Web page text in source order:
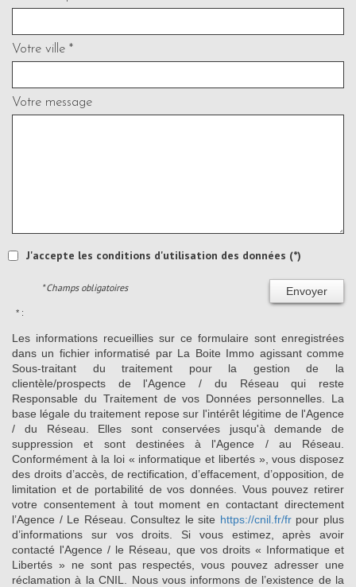
Votre ville *
Votre message
J'accepte les conditions d'utilisation des données (*)
Envoyer
* Champs obligatoires
* :
Les informations recueillies sur ce formulaire sont enregistrées
dans un fichier informatisé par La Boite Immo agissant comme
Sous-traitant du traitement pour la gestion de la
clientèle/prospects de l'Agence / du Réseau qui reste
Responsable du Traitement de vos Données personnelles. La
base légale du traitement repose sur l'intérêt légitime de l'Agence
/ du Réseau. Elles sont conservées jusqu'à demande de
suppression et sont destinées à l'Agence / au Réseau.
Conformément à la loi « informatique et libertés », vous disposez
des droits d’accès, de rectification, d’effacement, d’opposition, de
limitation et de portabilité de vos données. Vous pouvez retirer
votre consentement à tout moment en contactant directement
l’Agence / Le Réseau. Consultez le site https://cnil.fr/frpour plus
d’informations sur vos droits. Si vous estimez, après avoir
contacté l'Agence / le Réseau, que vos droits « Informatique et
Libertés » ne sont pas respectés, vous pouvez adresser une
réclamation à la CNIL. Nous vous informons de l’existence de la